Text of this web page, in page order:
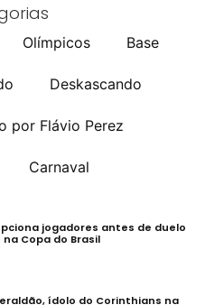
Olímpicos Base
Deskascando
por Flávio Perez
Carnaval
jogadores antes de duelo
Copa do Brasil
ídolo do Corinthians na